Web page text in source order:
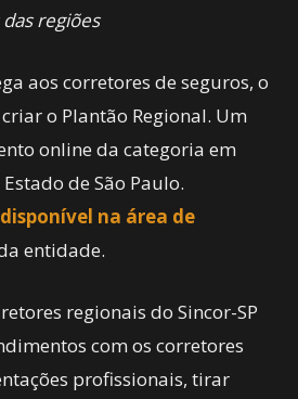
regiões
aos corretores de seguros, o
o Plantão Regional. Um
online da categoria em
de São Paulo.
na área de
entidade.
regionais do Sincor-SP
com os corretores
profissionais, tirar